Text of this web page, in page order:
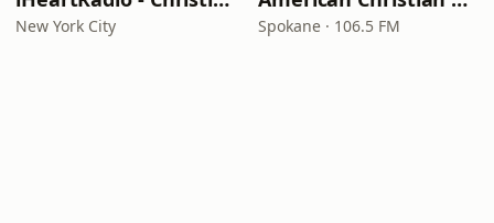
New York City Spokane · 106.5 FM